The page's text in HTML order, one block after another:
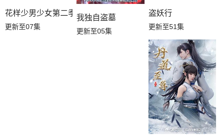
花样少男少女第二季
更新至07集
我独自盗墓
更新至05集
盗妖行
更新至51集